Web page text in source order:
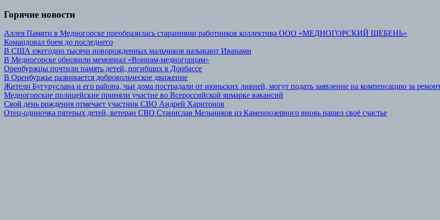
Горячие новости
Аллея Памяти в Медногорске преобразилась стараниями работников коллектива ООО «МЕДНОГОРСКИЙ ЩЕБЕНЬ»
Командовал боем до последнего
В США ежегодно тысячи новорожденных мальчиков называют Иванами
В Медногорске обновили мемориал «Воинам-медногорцам»
Оренбуржцы почтили память детей, погибших в Донбассе
В Оренбуржье развивается добровольческое движение
Жители Бугуруслана и его района, чьи дома пострадали от июньских ливней, могут подать заявление на компенсацию за
Медногорские полицейские приняли участие во Всероссийской ярмарке вакансий
Свой день рождения отмечает участник СВО Андрей Харитонов
Отец-одиночка пятерых детей, ветеран СВО Станислав Мельников из Каменоозерного вновь нашел своё счастье